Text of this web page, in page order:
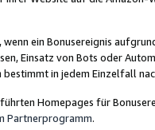
ein Bonusereignis
Einsatz von Bots oder
in jedem Einzelfall
Homepages für
Partnerprogramm.